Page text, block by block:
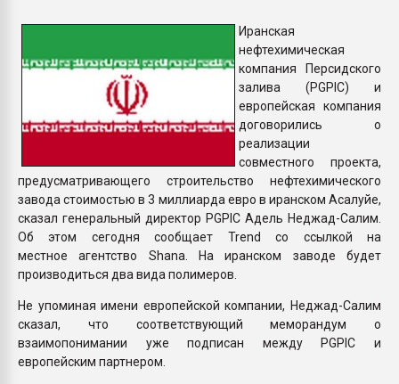
Иранская
нефтехимическая
компания Персидского
залива (PGPIC) и
европейская компания
договорились о
реализации
совместного проекта,
предусматривающего строительство нефтехимического
завода стоимостью в 3 миллиарда евро в иранском Асалуйе,
сказал генеральный директор PGPIC Адель Неджад-Салим.
Об этом сегодня сообщает Trend со ссылкой на
местное агентство Shana. На иранском заводе будет
производиться два вида полимеров.
Не упоминая имени европейской компании, Неджад-Салим
сказал, что соответствующий меморандум о
взаимопонимании уже подписан между PGPIC и
европейским партнером.